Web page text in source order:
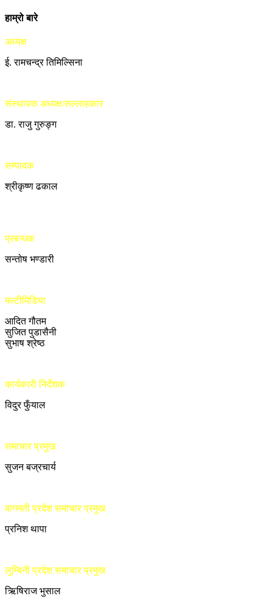
हाम्रो बारे
अध्यक्ष
ई. रामचन्द्र तिमिल्सिना
संस्थापक अध्यक्ष/सल्लाहकार
डा. राजु गुरुङ्ग
सम्पादक
श्रीकृष्ण ढकाल
प्रबन्धक
सन्तोष भण्डारी
मल्टीमिडिया
आदित गौतम
सुजित पुडासैनी
सुभाष श्रेष्ठ
कार्यकारी निर्देशक
विदुर फुँयाल
समाचार प्रमुख
सुजन बज्रचार्य
बागमती प्रदेश समाचार प्रमुख
प्रनिश थापा
लुम्बिनी प्रदेश समाचार प्रमुख
ऋिषिराज भुसाल